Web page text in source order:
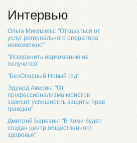
Интервью
Ольга Микушева: "Отказаться от
услуг регионального оператора
невозможно"
"Искоренить наркоманию не
получится"
"БезОпасный Новый год"
Эдуард Аверин: "От
профессионализма юристов
зависит успешность защиты прав
граждан"
Дмитрий Березин: "В Коми будет
создан центр общественного
здоровья"